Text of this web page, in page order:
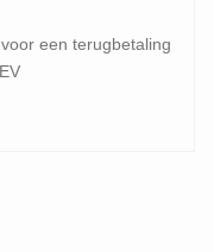
een terugbetaling